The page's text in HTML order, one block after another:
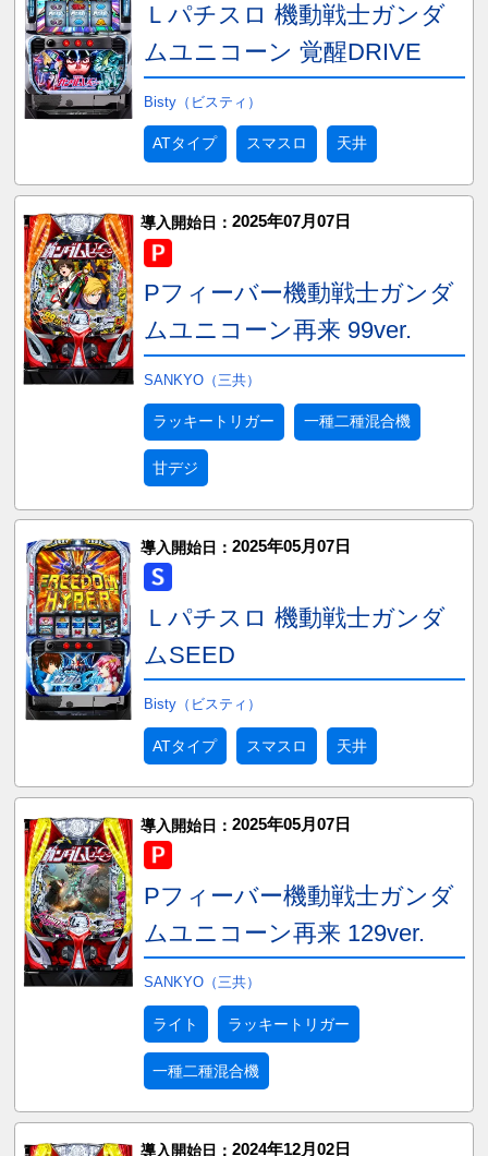
Ｌパチスロ 機動戦士ガンダ
ムユニコーン 覚醒DRIVE
Bisty（ビスティ）
ATタイプ スマスロ 天井
導入開始日： 2025年07月07日
Pフィーバー機動戦士ガンダ
ムユニコーン再来 99ver.
SANKYO（三共）
ラッキートリガー 一種二種混合機
甘デジ
導入開始日： 2025年05月07日
Ｌパチスロ 機動戦士ガンダ
ムSEED
Bisty（ビスティ）
ATタイプ スマスロ 天井
導入開始日： 2025年05月07日
Pフィーバー機動戦士ガンダ
ムユニコーン再来 129ver.
SANKYO（三共）
ライト ラッキートリガー
一種二種混合機
導入開始日： 2024年12月02日